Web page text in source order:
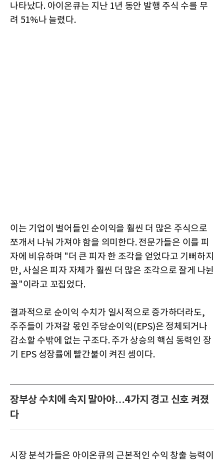
나타났다. 아이온큐는 지난 1년 동안 발행 주식 수를 무
려 51%나 늘렸다.
이는 기업이 벌어들인 순이익을 훨씬 더 많은 주식으로
쪼개서 나눠 가져야 함을 의미한다. 전문가들은 이를 피
자에 비유하며 "더 큰 피자 한 조각을 얻었다고 기뻐하지
만, 사실은 피자 자체가 훨씬 더 많은 조각으로 잘게 나뉜
꼴"이라고 꼬집었다.
결과적으로 순이익 수치가 일시적으로 증가하더라도,
주주들이 가져갈 몫인 주당순이익(EPS)은 정체되거나
감소할 수밖에 없는 구조다. 주가 상승의 핵심 동력인 장
기 EPS 성장률에 빨간불이 켜진 셈이다.
장부상 수치에 속지 말아야…4가지 경고 신호 켜졌
다
시장 분석가들은 아이온큐의 근본적인 수익 창출 능력이